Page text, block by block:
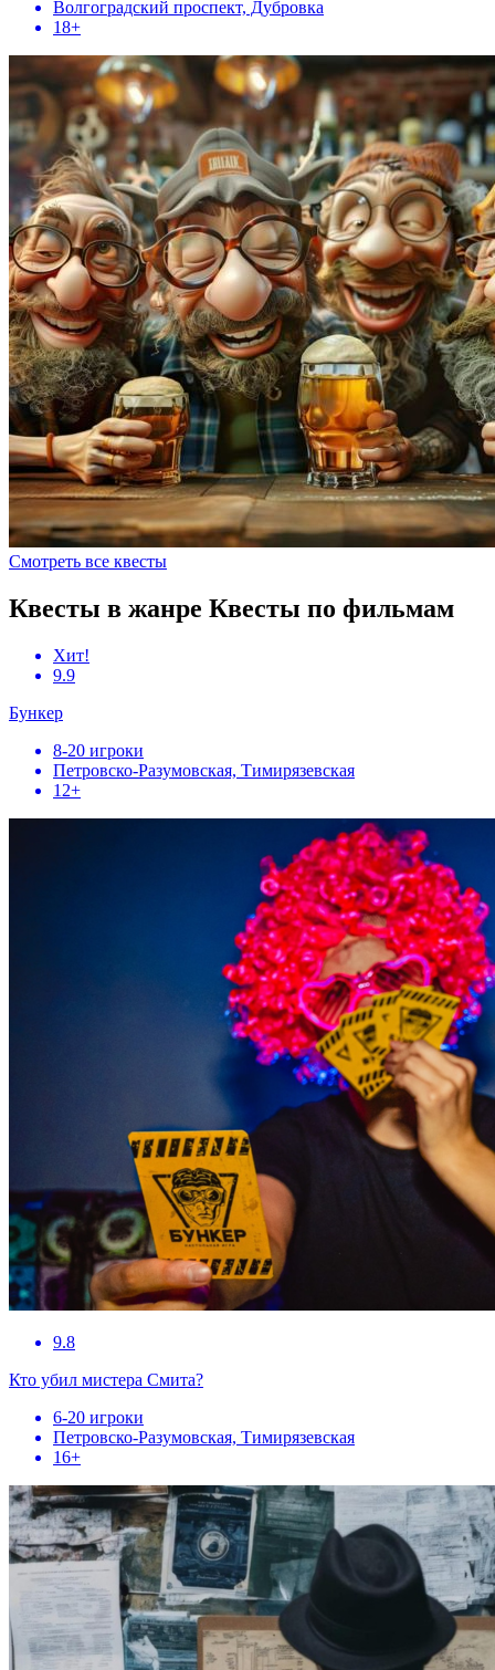
Волгоградский проспект, Дубровка
18+
Смотреть все квесты
Квесты в жанре Квесты по фильмам
Хит!
9.9
Бункер
8-20 игроки
Петровско-Разумовская, Тимирязевская
12+
9.8
Кто убил мистера Смита?
6-20 игроки
Петровско-Разумовская, Тимирязевская
16+